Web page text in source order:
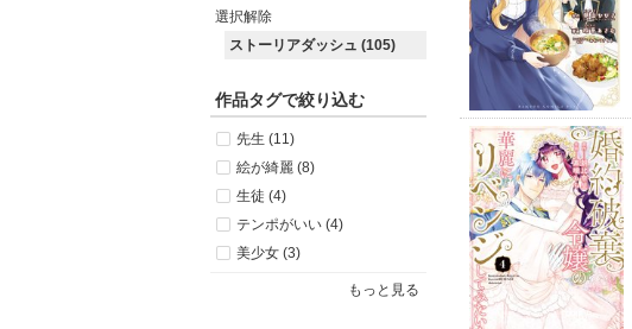
選択解除
ストーリアダッシュ (105)
作品タグで絞り込む
先生 (11)
絵が綺麗 (8)
生徒 (4)
テンポがいい (4)
美少女 (3)
もっと見る